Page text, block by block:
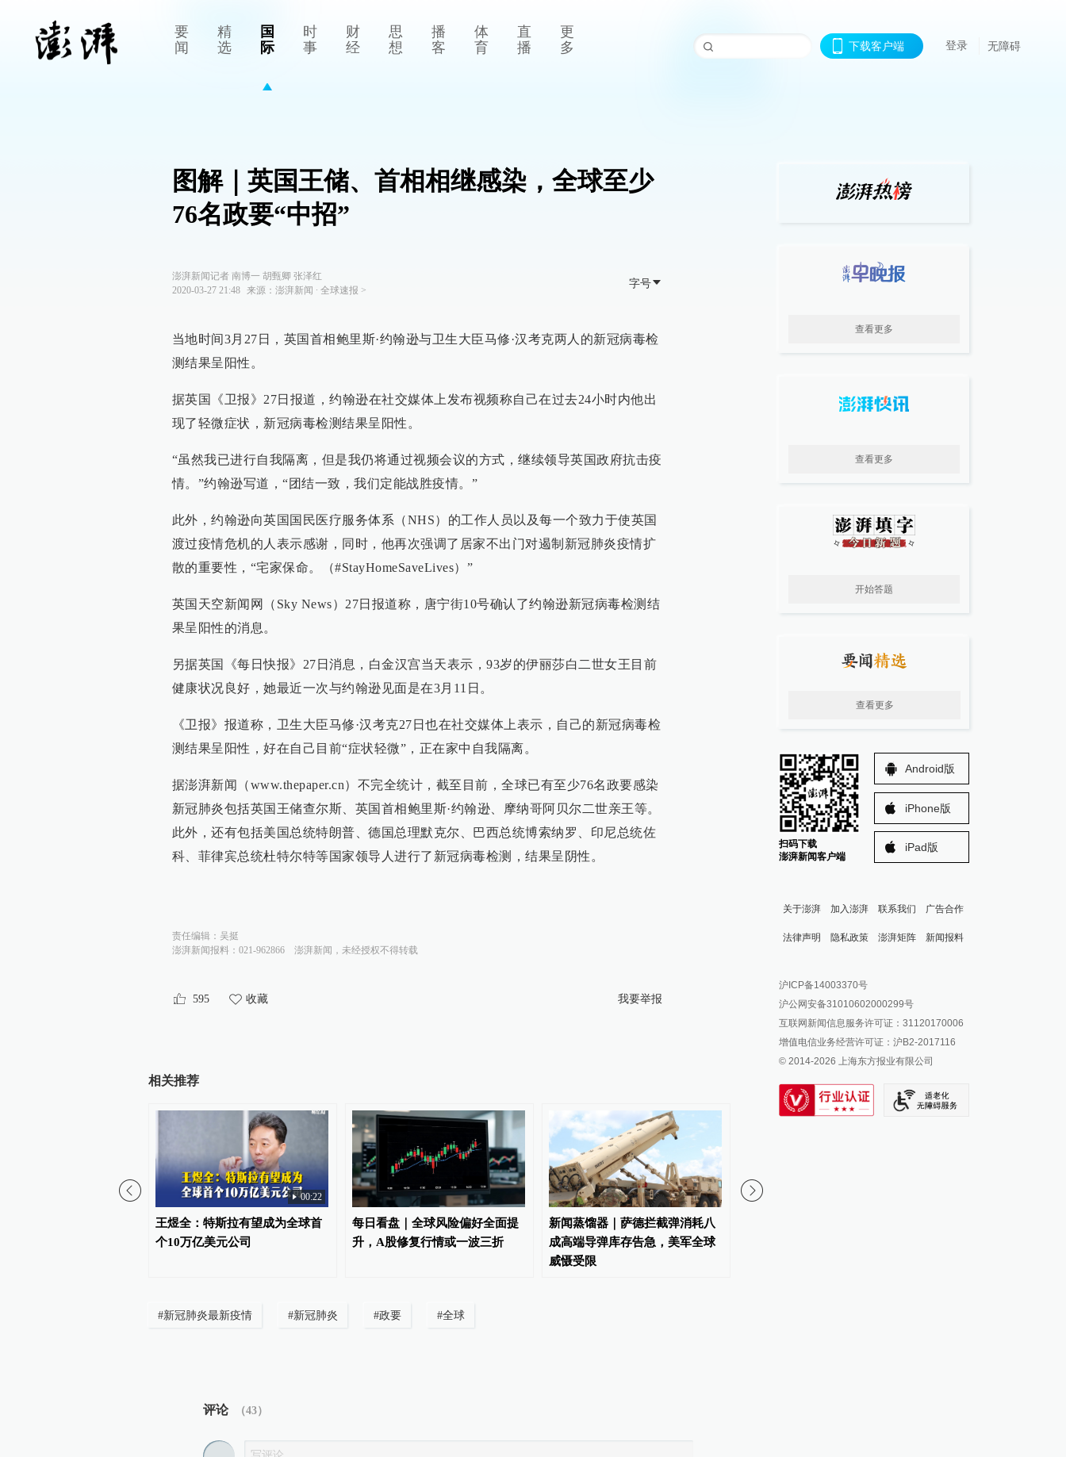
要
闻
精
选
国
际
时
事
财
经
思
想
播
客
体
育
直
播
更
多
下载客户端 登录 无障碍
图解｜英国王储、首相相继感染，全球至少
76名政要“中招”
澎湃新闻记者 南博一 胡甄卿 张泽红
2020-03-27 21:48
来源： 澎湃新闻 ∙ 全球速报 >
字号
当地时间3月27日，英国首相鲍里斯·约翰逊与卫生大臣马修·汉考克两人的新冠病毒检
测结果呈阳性。
据英国《卫报》27日报道，约翰逊在社交媒体上发布视频称自己在过去24小时内他出
现了轻微症状，新冠病毒检测结果呈阳性。
“虽然我已进行自我隔离，但是我仍将通过视频会议的方式，继续领导英国政府抗击疫
情。”约翰逊写道，“团结一致，我们定能战胜疫情。”
此外，约翰逊向英国国民医疗服务体系（NHS）的工作人员以及每一个致力于使英国
渡过疫情危机的人表示感谢，同时，他再次强调了居家不出门对遏制新冠肺炎疫情扩
散的重要性，“宅家保命。（#StayHomeSaveLives）”
英国天空新闻网（Sky News）27日报道称，唐宁街10号确认了约翰逊新冠病毒检测结
果呈阳性的消息。
另据英国《每日快报》27日消息，白金汉宫当天表示，93岁的伊丽莎白二世女王目前
健康状况良好，她最近一次与约翰逊见面是在3月11日。
《卫报》报道称，卫生大臣马修·汉考克27日也在社交媒体上表示，自己的新冠病毒检
测结果呈阳性，好在自己目前“症状轻微”，正在家中自我隔离。
据澎湃新闻（www.thepaper.cn）不完全统计，截至目前，全球已有至少76名政要感染
新冠肺炎包括英国王储查尔斯、英国首相鲍里斯·约翰逊、摩纳哥阿贝尔二世亲王等。
此外，还有包括美国总统特朗普、德国总理默克尔、巴西总统博索纳罗、印尼总统佐
科、菲律宾总统杜特尔特等国家领导人进行了新冠病毒检测，结果呈阴性。
责任编辑： 吴挺
澎湃新闻报料：021-962866
澎湃新闻，未经授权不得转载
595 收藏 我要举报
相关推荐
00:22
王煜全：特斯拉有望成为全球首
个10万亿美元公司
每日看盘｜全球风险偏好全面提
升，A股修复行情或一波三折
新闻蒸馏器｜萨德拦截弹消耗八
成高端导弹库存告急，美军全球
威慑受限
#新冠肺炎最新疫情 #新冠肺炎 #政要 #全球
评论 （43）
查看更多
查看更多
开始答题
查看更多
扫码下载
澎湃新闻客户端
Android版
iPhone版
iPad版
关于澎湃 加入澎湃 联系我们 广告合作
法律声明 隐私政策 澎湃矩阵
澎湃新闻公众号
澎湃新闻抖音号
派生万物开放平台
IP SHANGHAI
SIXTH TONE
新闻报料
报料邮箱: news@thepaper.cn
沪ICP备14003370号
沪公网安备31010602000299号
互联网新闻信息服务许可证：31120170006
增值电信业务经营许可证：沪B2-2017116
© 2014-2026 上海东方报业有限公司